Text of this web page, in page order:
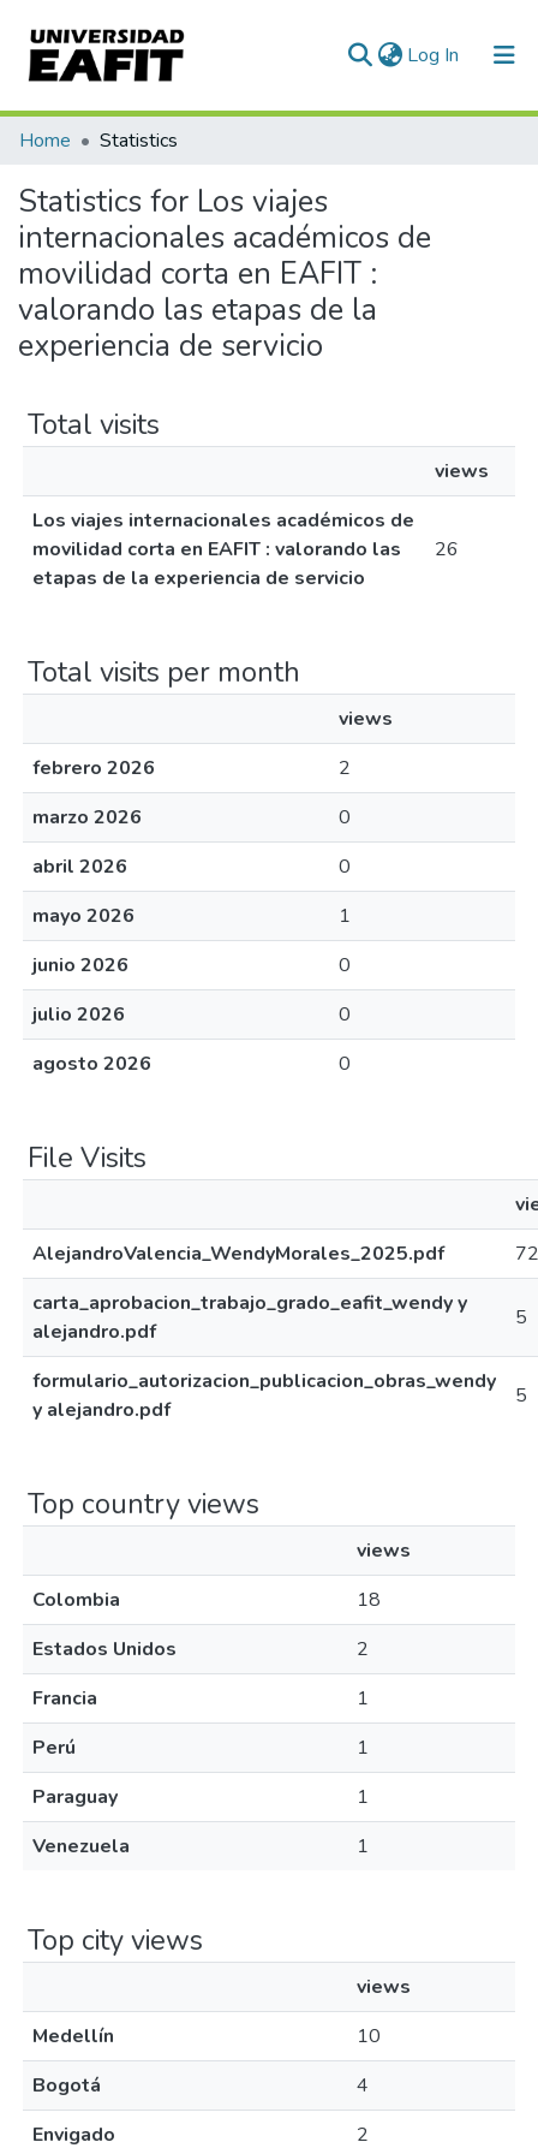
Log In (current)
Communities & Collections
All of DSpace
Home Statistics
Statistics for Los viajes
internacionales académicos de
movilidad corta en EAFIT :
valorando las etapas de la
experiencia de servicio
Total visits
views
Los viajes internacionales académicos de
movilidad corta en EAFIT : valorando las
etapas de la experiencia de servicio
26
Total visits per month
views
febrero 2026
2
marzo 2026
0
abril 2026
0
mayo 2026
1
junio 2026
0
julio 2026
0
agosto 2026
0
File Visits
AlejandroValencia_WendyMorales_2025.pdf
72
carta_aprobacion_trabajo_grado_eafit_wendy y
alejandro.pdf
5
formulario_autorizacion_publicacion_obras_wendy
y alejandro.pdf
5
Top country views
views
Colombia
18
Estados Unidos
2
Francia
1
Perú
1
Paraguay
1
Venezuela
1
Top city views
views
Medellín
10
Bogotá
4
Envigado
2